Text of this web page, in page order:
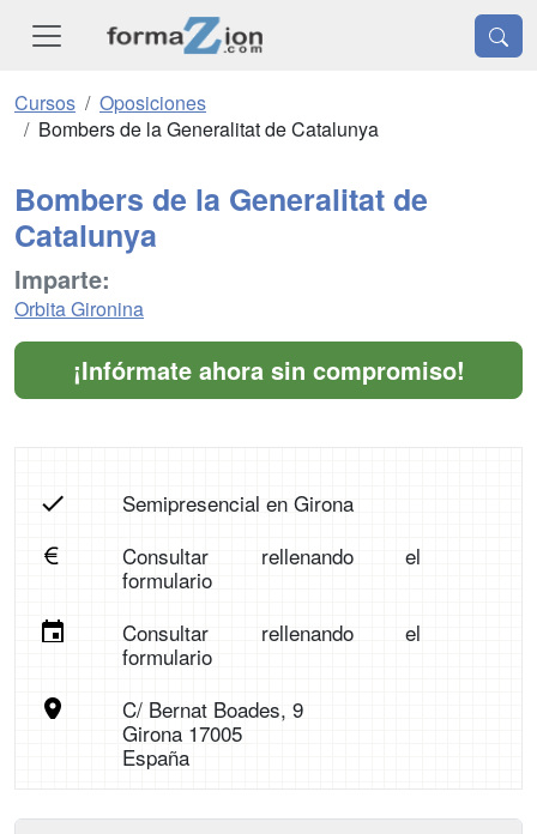
Cursos
Oposiciones
Bombers de la Generalitat de Catalunya
Bombers de la Generalitat de
Catalunya
Imparte:
Orbita Gironina
¡Infórmate ahora sin compromiso!
Semipresencial en Girona
Consultar rellenando el
formulario
Consultar rellenando el
formulario
C/ Bernat Boades, 9
Girona 17005
España